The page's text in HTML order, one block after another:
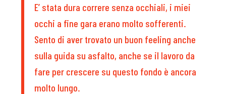
E’ stata dura correre senza occhiali, i miei
occhi a fine gara erano molto sofferenti.
Sento di aver trovato un buon feeling anche
sulla guida su asfalto, anche se il lavoro da
fare per crescere su questo fondo è ancora
molto lungo.